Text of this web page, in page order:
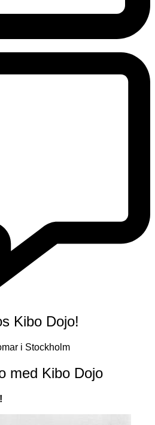
Kibo Dojo!
i Stockholm
med Kibo Dojo